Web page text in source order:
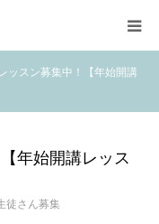
ッスン募集中！【年始開講
年始開講レッス
徒さん募集